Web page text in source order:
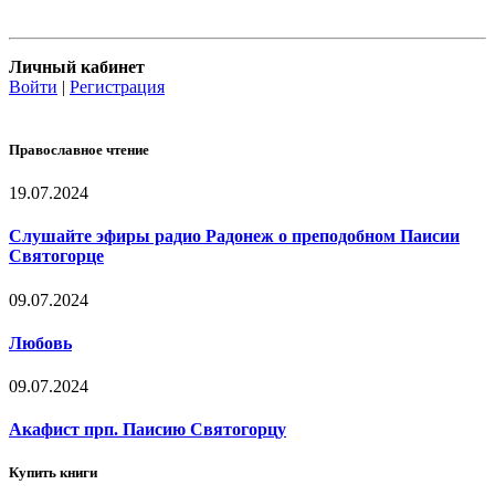
Личный кабинет
Войти | Регистрация
Православное чтение
19.07.2024
Слушайте эфиры радио Радонеж о преподобном Паисии
Святогорце
09.07.2024
Любовь
09.07.2024
Акафист прп. Паисию Святогорцу
Купить книги